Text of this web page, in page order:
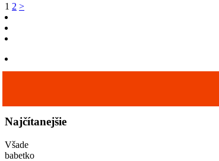
Stránkovanie
príspevkov
1 2 >
Najčítanejšie
Všade
babetko